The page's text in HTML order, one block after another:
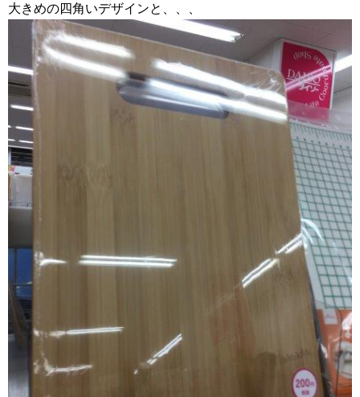
大きめの四角いデザインと、、、